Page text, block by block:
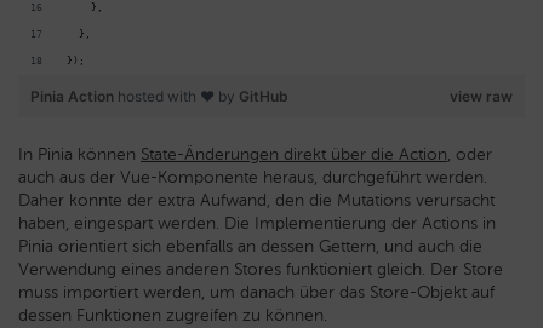
    },
  },
});
view raw
Pinia Action hosted with ❤ by GitHub
In Pinia können State-Änderungen direkt über die Action, oder
auch aus der Vue-Komponente heraus, durchgeführt werden.
Daher konnte der extra Aufwand, den die Mutations verursacht
haben, eingespart werden. Die Implementierung der Actions in
Pinia orientiert sich ebenfalls an dessen Gettern, und auch die
Verwendung eines anderen Stores funktioniert gleich. Der Store
muss importiert werden, um danach über das Store-Objekt auf
dessen Funktionen zugreifen zu können.